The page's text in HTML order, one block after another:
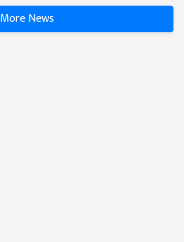
More News